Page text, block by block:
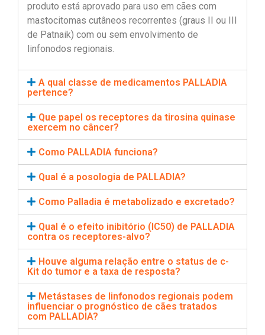
produto está aprovado para uso em cães com
mastocitomas cutâneos recorrentes (graus II ou III
de Patnaik) com ou sem envolvimento de
linfonodos regionais.
A qual classe de medicamentos PALLADIA
pertence?
Que papel os receptores da tirosina quinase
exercem no câncer?
Como PALLADIA funciona?
Qual é a posologia de PALLADIA?
Como Palladia é metabolizado e excretado?
Qual é o efeito inibitório (IC50) de PALLADIA
contra os receptores-alvo?
Houve alguma relação entre o status de c-
Kit do tumor e a taxa de resposta?
Metástases de linfonodos regionais podem
influenciar o prognóstico de cães tratados
com PALLADIA?